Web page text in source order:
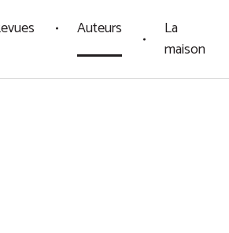
Auteurs
La
maison